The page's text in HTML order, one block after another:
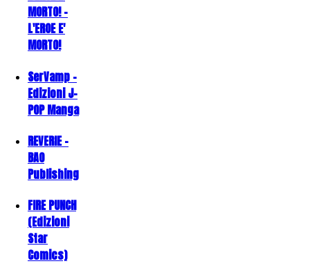
MORTO! -
L'EROE E'
MORTO!
SerVamp -
Edizioni J-
POP Manga
REVERIE -
BAO
Publishing
FIRE PUNCH
(Edizioni
Star
Comics)